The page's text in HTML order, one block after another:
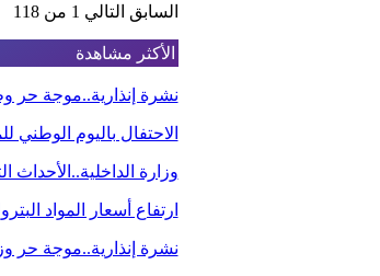
السابق التالي 1 من 118
الأكثر مشاهدة
نشرة إنذارية..موجة حر
الاحتفال باليوم
وزارة الداخلية..الأحداث
ارتفاع أسعار المواد
نشرة إنذارية..موجة حر